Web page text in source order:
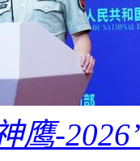
鹰-